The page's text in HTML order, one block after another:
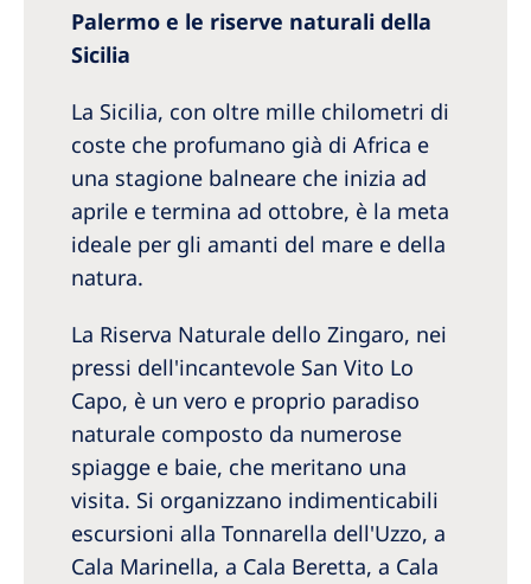
Palermo e le riserve naturali della
Sicilia
La Sicilia, con oltre mille chilometri di
coste che profumano già di Africa e
una stagione balneare che inizia ad
aprile e termina ad ottobre, è la meta
ideale per gli amanti del mare e della
natura.
La Riserva Naturale dello Zingaro, nei
pressi dell'incantevole San Vito Lo
Capo, è un vero e proprio paradiso
naturale composto da numerose
spiagge e baie, che meritano una
visita. Si organizzano indimenticabili
escursioni alla Tonnarella dell'Uzzo, a
Cala Marinella, a Cala Beretta, a Cala